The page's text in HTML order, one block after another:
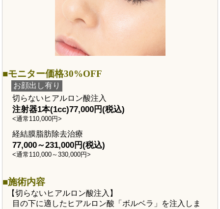
モニター価格30%OFF
お顔出し有り
切らないヒアルロン酸注入
注射器1本(1cc)77,000円(税込)
<通常110,000円>
経結膜脂肪除去治療
77,000～231,000円(税込)
<通常110,000～330,000円>
施術内容
【切らないヒアルロン酸注入】
目の下に適したヒアルロン酸「ボルベラ」を注入しま